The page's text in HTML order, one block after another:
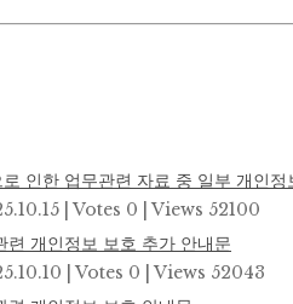
인한 업무관련 자료 중 일부 개인
Votes 0 Views 52100
련 개인정보 보호 추가 안내문
Votes 0 Views 52043